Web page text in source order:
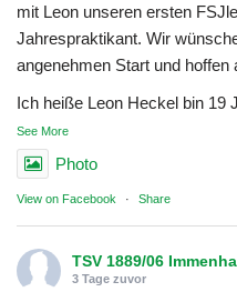
mit Leon unseren ersten
Jahrespraktikant. Wir
angenehmen Start und
Ich heiße Leon Heckel bin 19
See More
Photo
View on Facebook · Share
TSV 1889/06
3 Tage zuvor